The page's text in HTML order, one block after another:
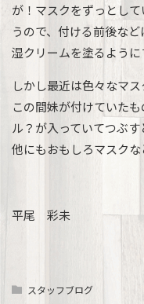
が！マスクをずっとし
うので、付ける前後な
湿クリームを塗るよう
しかし最近は色々なマ
この間妹が付けていた
ル？が入っていてつぶ
他にもおもしろマスク
平尾 彩未
スタッフブログ